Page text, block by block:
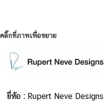
คลิ๊กที่ภาพเพื่อขยาย
ยี่ห้อ : Rupert Neve Designs